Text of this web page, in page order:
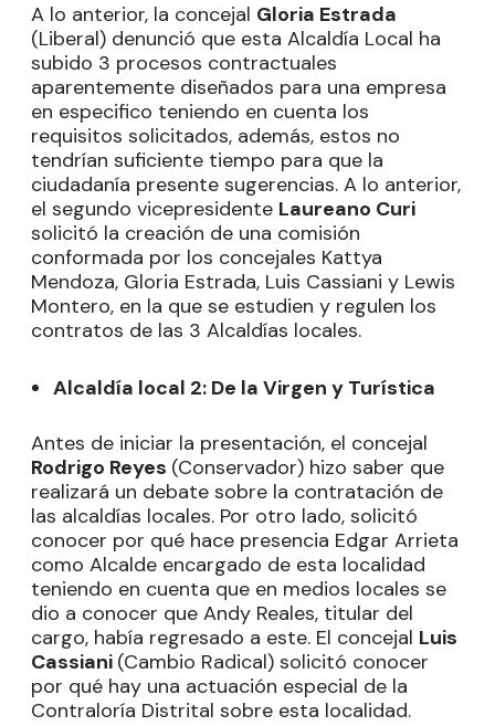
A lo anterior, la concejal Gloria Estrada
(Liberal) denunció que esta Alcaldía Local ha
subido 3 procesos contractuales
aparentemente diseñados para una empresa
en especifico teniendo en cuenta los
requisitos solicitados, además, estos no
tendrían suficiente tiempo para que la
ciudadanía presente sugerencias. A lo anterior,
el segundo vicepresidente Laureano Curi
solicitó la creación de una comisión
conformada por los concejales Kattya
Mendoza, Gloria Estrada, Luis Cassiani y Lewis
Montero, en la que se estudien y regulen los
contratos de las 3 Alcaldías locales.
Alcaldía local 2: De la Virgen y Turística
Antes de iniciar la presentación, el concejal
Rodrigo Reyes (Conservador) hizo saber que
realizará un debate sobre la contratación de
las alcaldías locales. Por otro lado, solicitó
conocer por qué hace presencia Edgar Arrieta
como Alcalde encargado de esta localidad
teniendo en cuenta que en medios locales se
dio a conocer que Andy Reales, titular del
cargo, había regresado a este. El concejal Luis
Cassiani (Cambio Radical) solicitó conocer
por qué hay una actuación especial de la
Contraloría Distrital sobre esta localidad.